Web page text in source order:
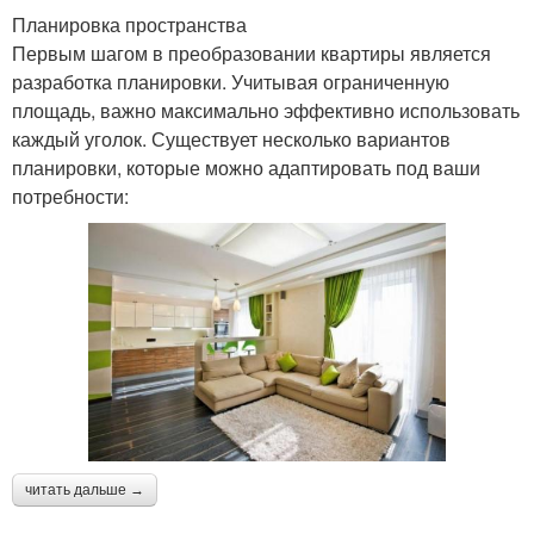
Планировка пространства
Первым шагом в преобразовании квартиры является
разработка планировки. Учитывая ограниченную
площадь, важно максимально эффективно использовать
каждый уголок. Существует несколько вариантов
планировки, которые можно адаптировать под ваши
потребности:
читать дальше →